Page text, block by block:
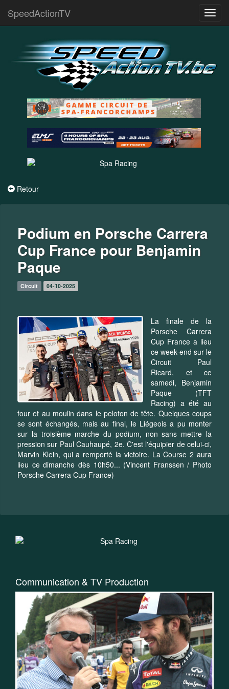
SpeedActionTV
Retour
Podium en Porsche Carrera
Cup France pour Benjamin
Paque
Circuit 04-10-2025
La finale de la
Porsche Carrera
Cup France a lieu
ce week-end sur le
Circuit Paul
Ricard, et ce
samedi, Benjamin
Paque (TFT
Racing) a été au
four et au moulin dans le peloton de tête. Quelques coups
se sont échangés, mais au final, le Liégeois a pu monter
sur la troisième marche du podium, non sans mettre la
pression sur Paul Cauhaupé, 2e. C'est l'équipier de celui-ci,
Marvin Klein, qui a remporté la victoire. La Course 2 aura
lieu ce dimanche dès 10h50... (Vincent Franssen / Photo
Porsche Carrera Cup France)
Communication & TV Production